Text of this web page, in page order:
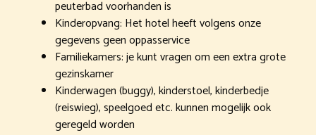
peuterbad voorhanden is
Kinderopvang: Het hotel heeft volgens onze
gegevens geen oppasservice
Familiekamers: je kunt vragen om een extra grote
gezinskamer
Kinderwagen (buggy), kinderstoel, kinderbedje
(reiswieg), speelgoed etc. kunnen mogelijk ook
geregeld worden